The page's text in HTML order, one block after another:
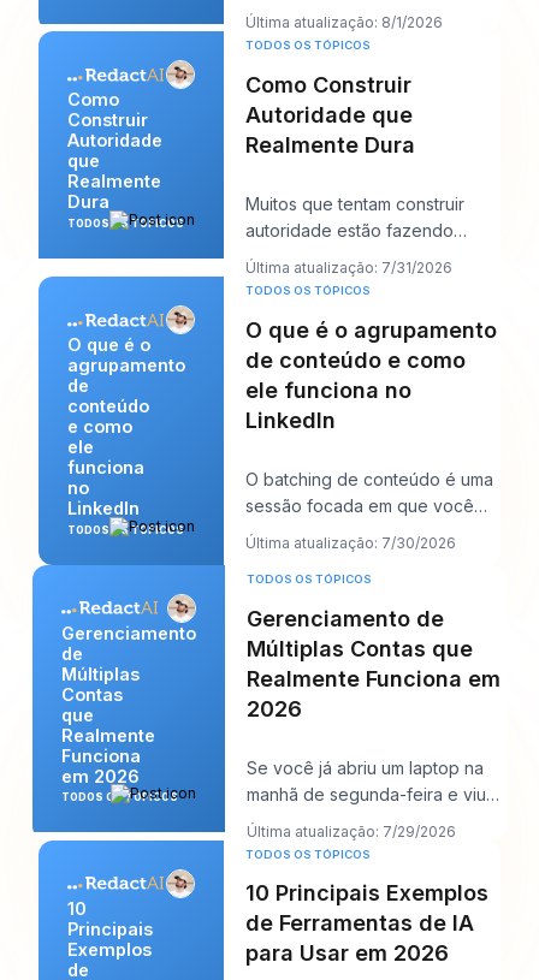
LinkedIn, com uma ligação com
um cliente em d
Última atualização: 8/1/2026
Como
Construir
Autoridade
que
Realmente
Dura
TODOS OS TÓPICOS
TODOS OS TÓPICOS
Como Construir
Autoridade que
Realmente Dura
Muitos que tentam construir
autoridade estão fazendo
demais da coisa errada.
Publicam mais, correm a
Última atualização: 7/31/2026
O que é o
agrupamento
de
conteúdo
e como
ele
funciona
no
LinkedIn
TODOS OS TÓPICOS
TODOS OS TÓPICOS
O que é o agrupamento
de conteúdo e como
ele funciona no
LinkedIn
O batching de conteúdo é uma
sessão focada em que você
cria várias publicações para o
LinkedIn de um
Última atualização: 7/30/2026
Gerenciamento
de
Múltiplas
Contas
que
Realmente
Funciona
em 2026
TODOS OS TÓPICOS
TODOS OS TÓPICOS
Gerenciamento de
Múltiplas Contas que
Realmente Funciona em
2026
Se você já abriu um laptop na
manhã de segunda-feira e viu
doze logins, seis calendários de
clientes
Última atualização: 7/29/2026
10
Principais
Exemplos
de
TODOS OS TÓPICOS
10 Principais Exemplos
de Ferramentas de IA
para Usar em 2026